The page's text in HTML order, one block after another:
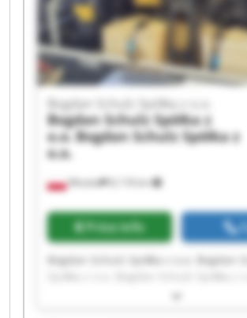
Wioska 8,118 km
Bogdan Schulz Spółka z o.o.
Bogdan Schulz Spółka z
o.o. Bogdan Schulz Spółka z
o.o.
Price info
Bogdan Schulz Spółka z o.o. Bogdan
Schulz Spółka z o.o. Bogdan Schulz